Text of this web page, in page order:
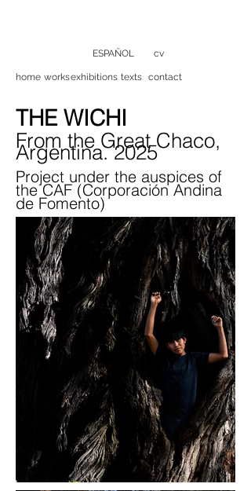
ESPAÑOL cv
home worksexhibitions texts contact
THE WICHI
From the Great Chaco,
Argentina. 2025
Project under the auspices of
the CAF (Corporación Andina
de Fomento)